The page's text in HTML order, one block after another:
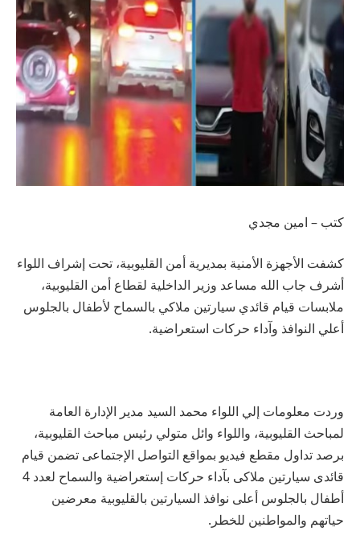
كتب – امين مجدي
كشفت الأجهزة الأمنية بمديرية أمن القليوبية، تحت إشراف اللواء
أشرف جاب الله مساعد وزير الداخلية لقطاع أمن القليوبية،
ملابسات قيام قائدي سيارتين ملاكي بالسماح لأطفال بالجلوس
أعلي النوافذ وآداء حركات استعراضية.
وردت معلومات إلي اللواء محمد السيد مدير الإدارة العامة
لمباحث القليوبية، واللواء وائل متولي رئيس مباحث القليوبية،
برصد تداول مقطع فيديو بمواقع التواصل الإجتماعى تضمن قيام
قائدى سيارتين ملاكى بآداء حركات إستعراضية والسماح لعدد 4
أطفال بالجلوس أعلى نوافذ السيارتين بالقليوبية معرضين
حياتهم والمواطنين للخطر.